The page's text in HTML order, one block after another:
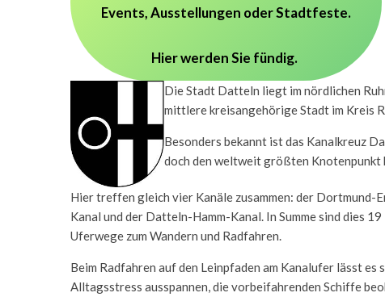
Events, Ausstellungen oder Stadtfeste.
Hier werden Sie fündig.
Die Stadt Datteln liegt im nördlichen
mittlere kreisangehörige Stadt im Kreis
Besonders bekannt ist das Kanalkreuz
doch den weltweit größten Knotenpunkt
Hier treffen gleich vier Kanäle zusammen: der
Kanal und der Datteln-Hamm-Kanal. In Summe sind dies
Uferwege zum Wandern und Radfahren.
Beim Radfahren auf den Leinpfaden am Kanalufer lässt es
Alltagsstress ausspannen, die vorbeifahrenden Schiffe